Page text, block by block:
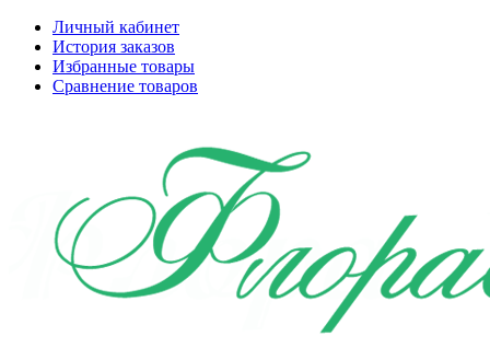
Личный кабинет
История заказов
Избранные товары
Сравнение товаров